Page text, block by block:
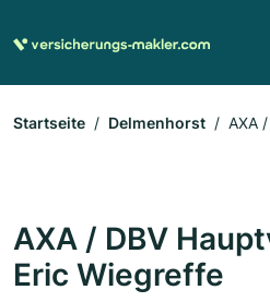
Startseite Delmenhorst
AXA
AXA / DBV
Eric Wiegreffe